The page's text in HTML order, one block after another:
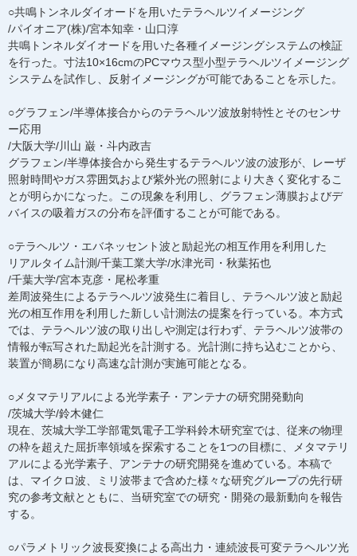
○共鳴トンネルダイオードを用いたテラヘルツイメージング
/パイオニア(株)/宮本知幸・山口淳
共鳴トンネルダイオードを用いた各種イメージングシステムの検証
を行った。寸法10×16cmのPCマウス型小型テラヘルツイメージング
システムを試作し、反射イメージングが可能であることを示した。
○グラフェン/半導体接合からのテラヘルツ波放射特性とそのセンサ
ー応用
/大阪大学/川山 巌・斗内政吉
グラフェン/半導体接合から発生するテラヘルツ波の波形が、レーザ
照射時間やガス雰囲気および紫外光の照射により大きく変化するこ
とが明らかになった。この現象を利用し、グラフェン薄膜およびデ
バイスの吸着ガスの分布を評価することが可能である。
○テラヘルツ・エバネッセント波と励起光の相互作用を利用した
リアルタイム計測/千葉工業大学/水津光司・秋葉拓也
/千葉大学/宮本克彦・尾松孝重
差周波発生によるテラヘルツ波発生に着目し、テラヘルツ波と励起
光の相互作用を利用した新しい計測法の提案を行っている。本方式
では、テラヘルツ波の取り出しや測定は行わず、テラヘルツ波帯の
情報が転写された励起光を計測する。光計測に持ち込むことから、
装置が簡易になり高速な計測が実施可能となる。
○メタマテリアルによる光学素子・アンテナの研究開発動向
/茨城大学/鈴木健仁
現在、茨城大学工学部電気電子工学科鈴木研究室では、従来の物理
の枠を超えた屈折率領域を探索することを1つの目標に、メタマテリ
アルによる光学素子、アンテナの研究開発を進めている。本稿で
は、マイクロ波、ミリ波帯まで含めた様々な研究グループの先行研
究の参考文献とともに、当研究室での研究・開発の最新動向を報告
する。
○パラメトリック波長変換による高出力・連続波長可変テラヘルツ光